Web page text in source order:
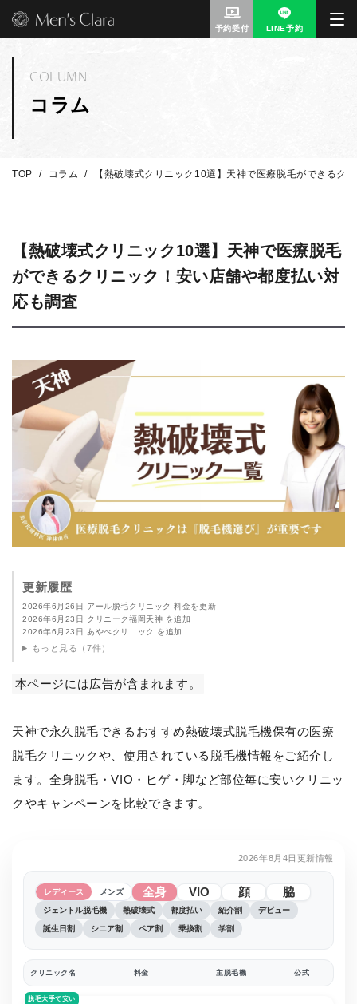
予約受付 LINE予約
コラム
COLUMN
TOP コラム 【熱破壊式クリニック10選】天神で医療脱毛ができるク
【熱破壊式クリニック10選】天神で医療脱毛
ができるクリニック！安い店舗や都度払い対
応も調査
更新履歴
2026年6月26日 アール脱毛クリニック 料金を更新
2026年6月23日 クリニーク福岡天神 を追加
2026年6月23日 あやべクリニック を追加
もっと見る（7件）
本ページには広告が含まれます。
天神で永久脱毛できるおすすめ熱破壊式脱毛機保有の医療
脱毛クリニックや、使用されている脱毛機情報をご紹介し
ます。全身脱毛・VIO・ヒゲ・脚など部位毎に安いクリニッ
クやキャンペーンを比較できます。
2026年8月4日更新情報
レディース メンズ 全身 VIO 顔 脇
ジェントル脱毛機 熱破壊式 都度払い 紹介割 デビュー
誕生日割 シニア割 ペア割 乗換割 学割
クリニック名 料金 主脱毛機 公式
脱毛大手で安い